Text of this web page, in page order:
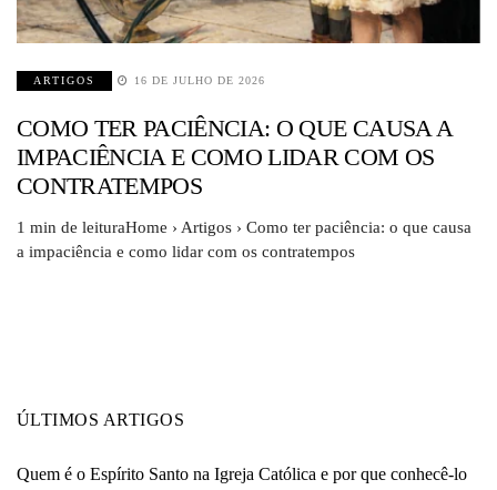
ARTIGOS 16 DE JULHO DE 2026
COMO TER PACIÊNCIA: O QUE CAUSA A
IMPACIÊNCIA E COMO LIDAR COM OS
CONTRATEMPOS
1 min de leituraHome › Artigos › Como ter paciência: o que causa
a impaciência e como lidar com os contratempos
ÚLTIMOS ARTIGOS
Quem é o Espírito Santo na Igreja Católica e por que conhecê-lo